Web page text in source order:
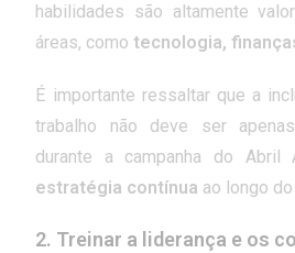
habilidades são altamente
áreas, como tecnologia,
É importante ressaltar que a
trabalho não deve ser
durante a campanha do Abril
estratégia contínua ao longo do
2. Treinar a liderança e os